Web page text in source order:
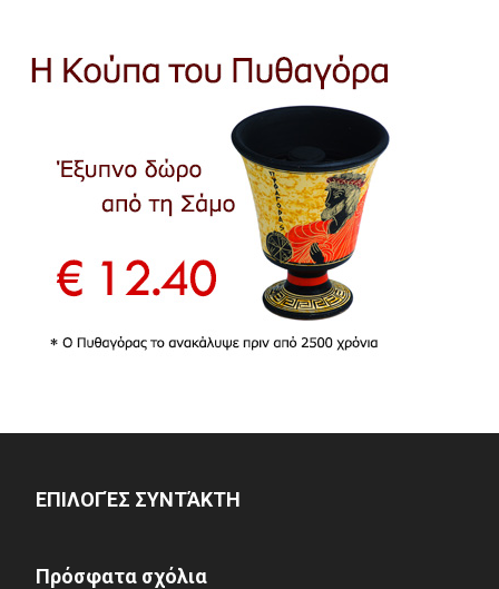
ΕΠΙΛΟΓΈΣ ΣΥΝΤΆΚΤΗ
Πρόσφατα σχόλια